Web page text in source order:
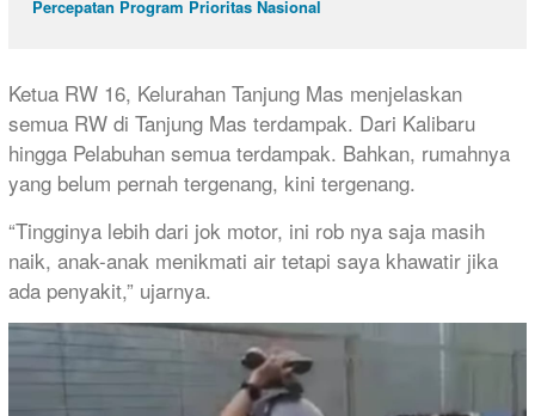
Percepatan Program Prioritas Nasional
Ketua RW 16, Kelurahan Tanjung Mas menjelaskan
semua RW di Tanjung Mas terdampak. Dari Kalibaru
hingga Pelabuhan semua terdampak. Bahkan, rumahnya
yang belum pernah tergenang, kini tergenang.
“Tingginya lebih dari jok motor, ini rob nya saja masih
naik, anak-anak menikmati air tetapi saya khawatir jika
ada penyakit,” ujarnya.